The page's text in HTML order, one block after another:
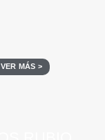
VER MÁS >